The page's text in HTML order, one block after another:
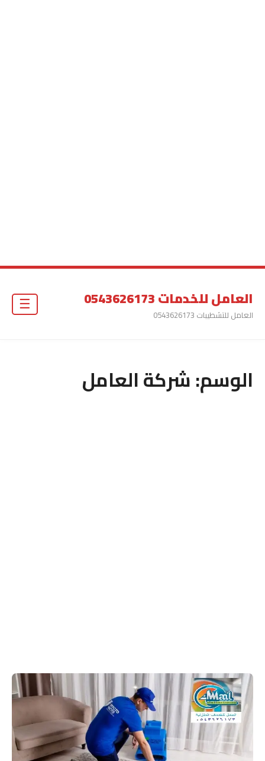
العامل للخدمات 0543626173
العامل للتشطيبات 0543626173
الوسم:شركة العامل